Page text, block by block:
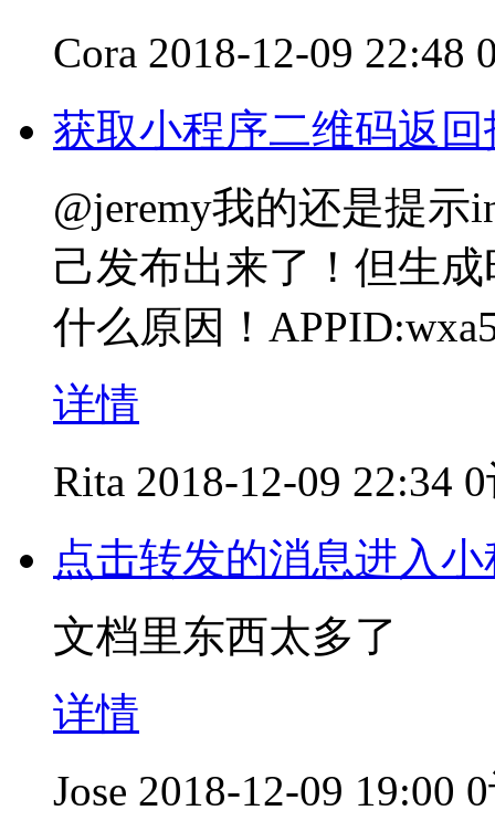
Cora 2018-12-09 22:48
获取小程序二维码返回
@jeremy我的还是提示
己发布出来了！但生
什么原因！
详情
Rita 2018-12-09 22:34
点击转发的消息进入
文档里东西太多了
详情
Jose 2018-12-09 19:00